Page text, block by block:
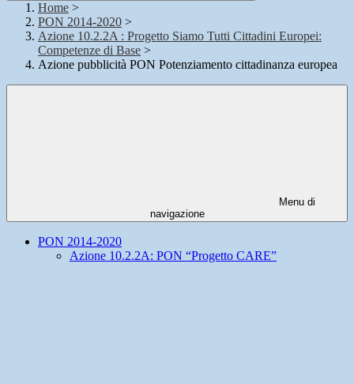
Home >
PON 2014-2020 >
Azione 10.2.2A : Progetto Siamo Tutti Cittadini Europei:
Competenze di Base >
Azione pubblicità PON Potenziamento cittadinanza europea
Menu di
navigazione
PON 2014-2020
Azione 10.2.2A: PON “Progetto CARE”